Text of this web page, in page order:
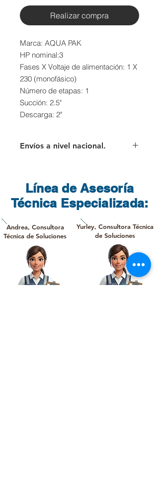
Realizar compra
Marca: AQUA PAK
HP nominal:3
Fases X Voltaje de alimentación: 1 X
230 (monofásico)
Número de etapas: 1
Succión: 2.5"
Descarga: 2"
Envíos a nivel nacional.
flete que cobra directamente la
transportadora.
Línea de Asesoría
Técnica Especializada:
Andrea, Consultora
Técnica de Soluciones
Yurley, Consultora Técnica
de Soluciones